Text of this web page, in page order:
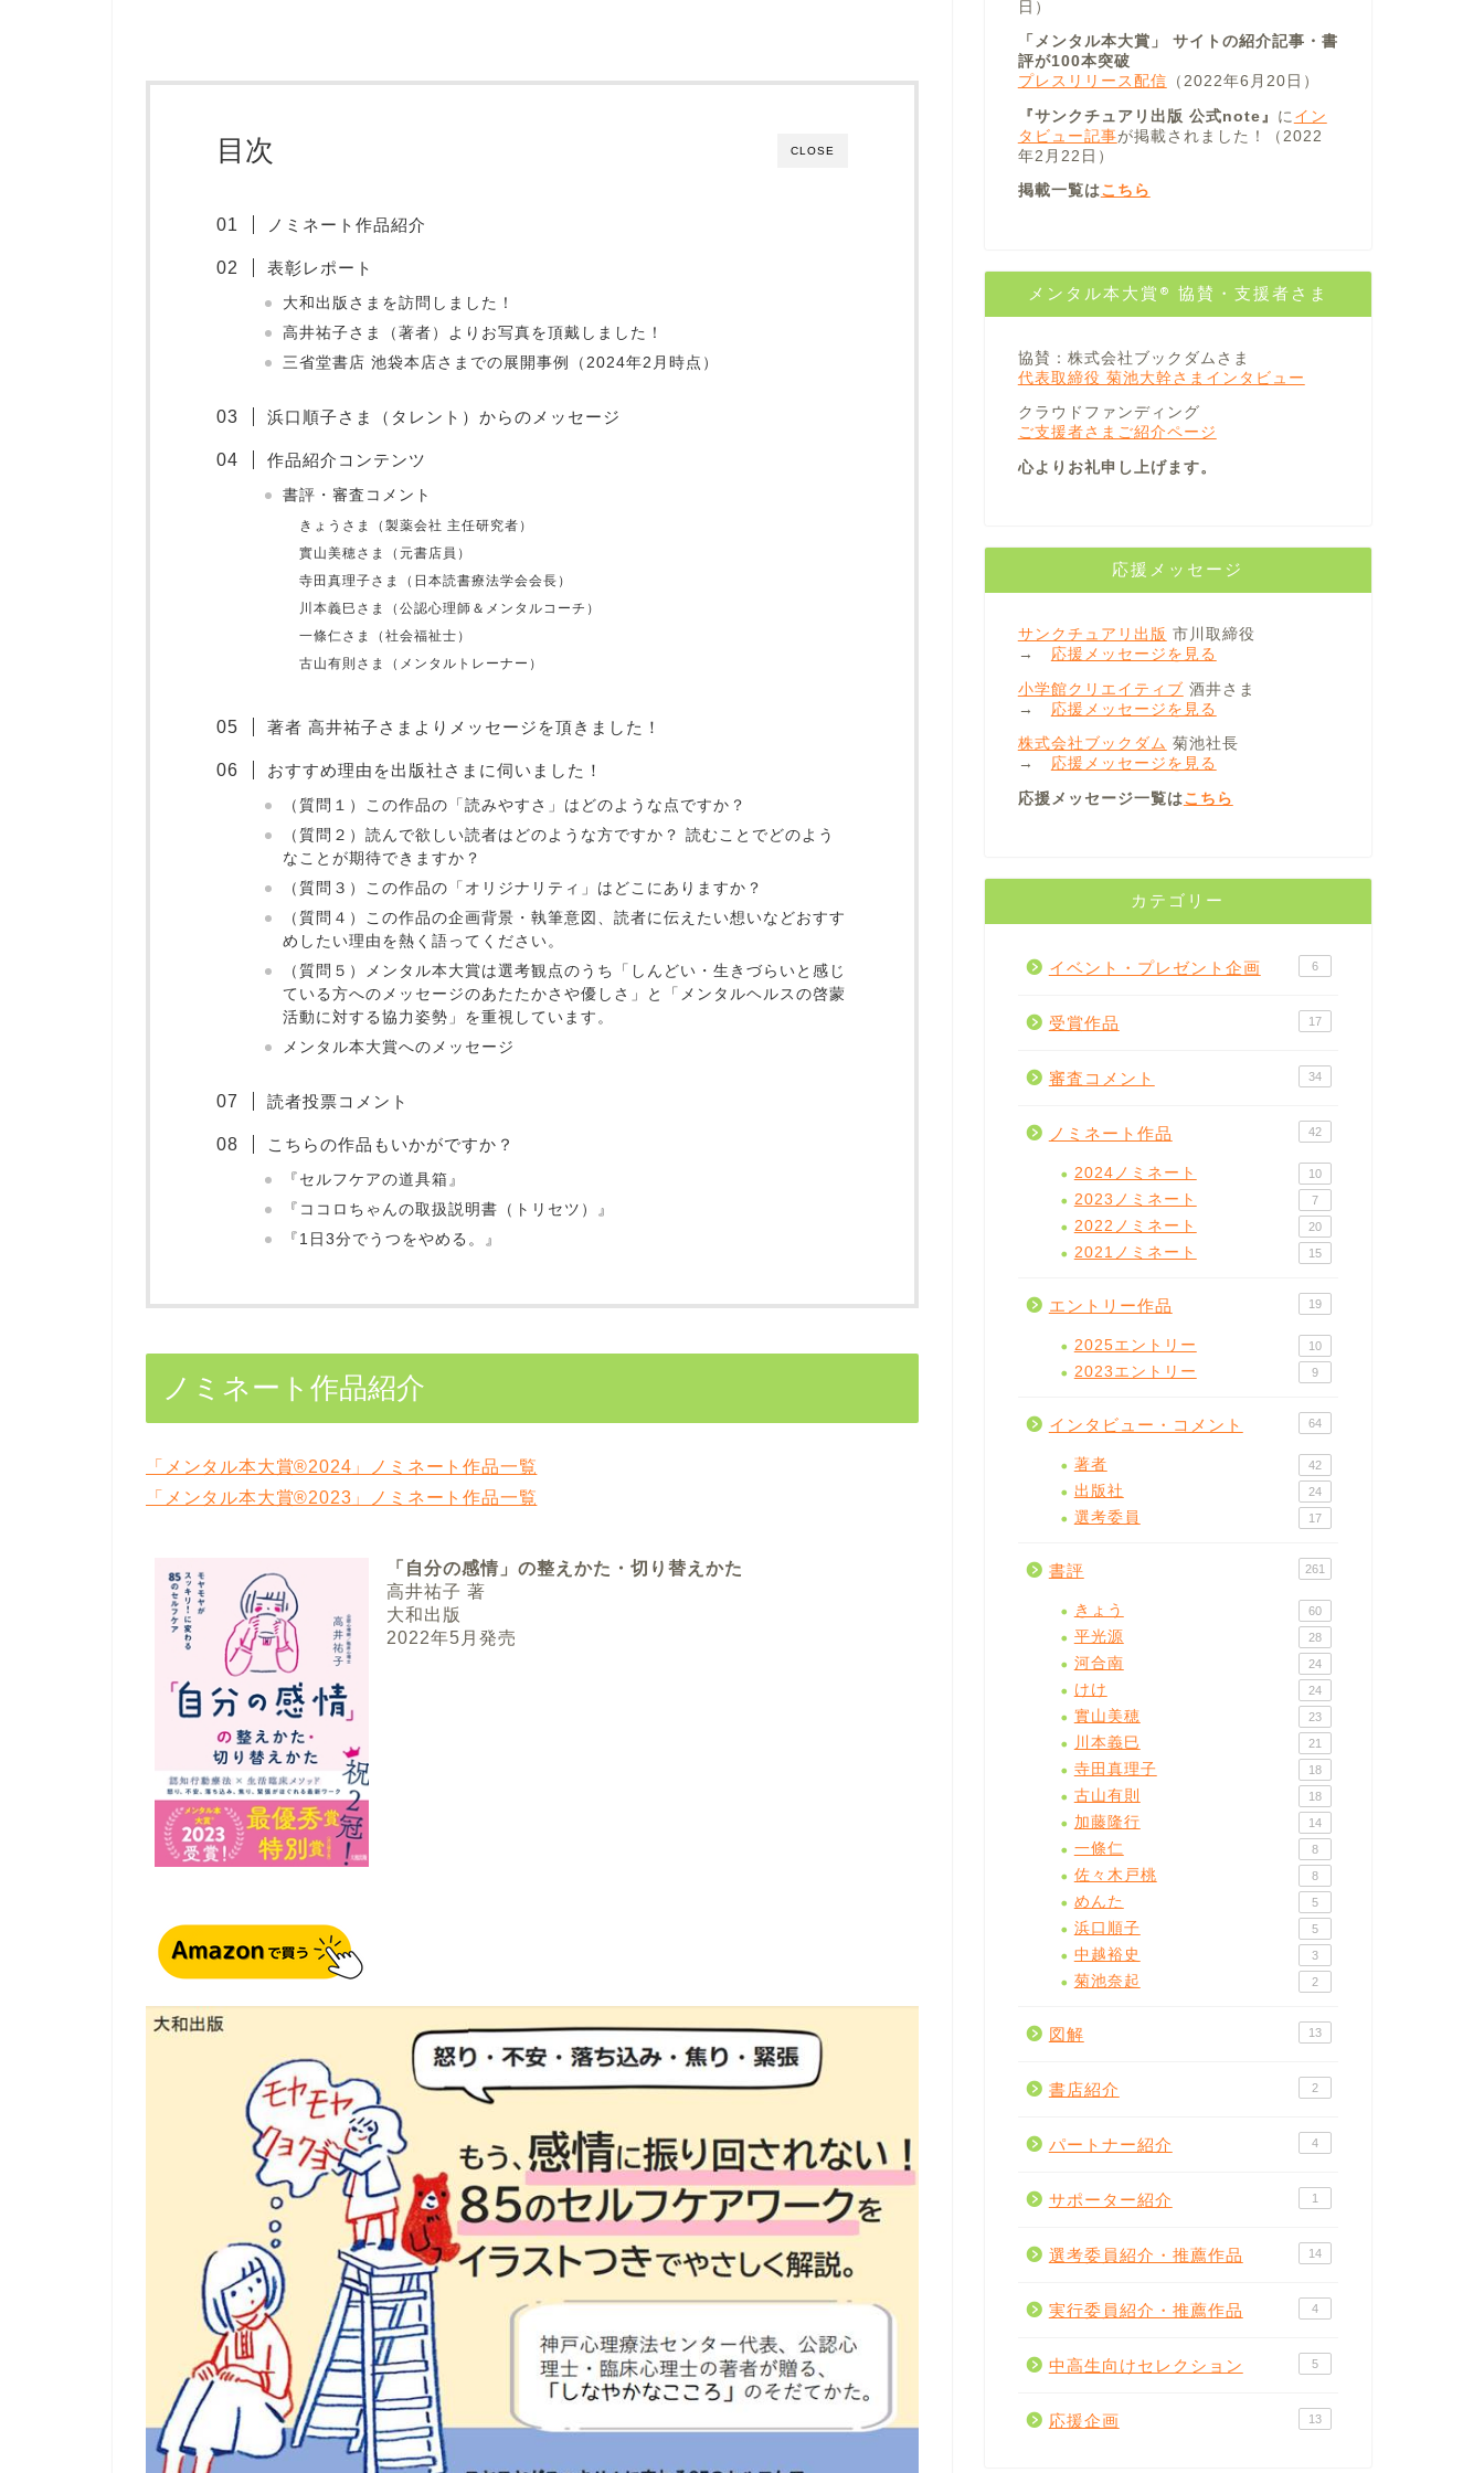
CLOSE
目次
ノミネート作品紹介
表彰レポート
大和出版さまを訪問しました！
高井祐子さま（著者）よりお写真を頂戴しました！
三省堂書店 池袋本店さまでの展開事例（2024年2月時点）
浜口順子さま（タレント）からのメッセージ
作品紹介コンテンツ
書評・審査コメント
きょうさま（製薬会社 主任研究者）
實山美穂さま（元書店員）
寺田真理子さま（日本読書療法学会会長）
川本義巳さま（公認心理師＆メンタルコーチ）
一條仁さま（社会福祉士）
古山有則さま（メンタルトレーナー）
著者 高井祐子さまよりメッセージを頂きました！
おすすめ理由を出版社さまに伺いました！
（質問１）この作品の「読みやすさ」はどのような点ですか？
（質問２）読んで欲しい読者はどのような方ですか？ 読むことでどのよう
なことが期待できますか？
（質問３）この作品の「オリジナリティ」はどこにありますか？
（質問４）この作品の企画背景・執筆意図、読者に伝えたい想いなどおすす
めしたい理由を熱く語ってください。
（質問５）メンタル本大賞は選考観点のうち「しんどい・生きづらいと感じ
ている方へのメッセージのあたたかさや優しさ」と「メンタルヘルスの啓蒙
活動に対する協力姿勢」を重視しています。
メンタル本大賞へのメッセージ
読者投票コメント
こちらの作品もいかがですか？
『セルフケアの道具箱』
『ココロちゃんの取扱説明書（トリセツ）』
『1日3分でうつをやめる。』
ノミネート作品紹介
「メンタル本大賞®2024」ノミネート作品一覧
「メンタル本大賞®2023」ノミネート作品一覧
「自分の感情」の整えかた・切り替えかた
高井祐子 著
大和出版
2022年5月発売
日）
「メンタル本大賞」 サイトの紹介記事・書
評が100本突破
プレスリリース配信 （2022年6月20日）
『サンクチュアリ出版 公式note』 に イン
タビュー記事が掲載されました！（2022
年2月22日）
掲載一覧はこちら
メンタル本大賞® 協賛・支援者さま
協賛：株式会社ブックダムさま
代表取締役 菊池大幹さまインタビュー
クラウドファンディング
ご支援者さまご紹介ページ
心よりお礼申し上げます。
応援メッセージ
サンクチュアリ出版 市川取締役
→ 応援メッセージを見る
小学館クリエイティブ 酒井さま
→ 応援メッセージを見る
株式会社ブックダム 菊池社長
→ 応援メッセージを見る
応援メッセージ一覧はこちら
カテゴリー
イベント・プレゼント企画 6
受賞作品 17
審査コメント 34
ノミネート作品 42
2024ノミネート 10
2023ノミネート 7
2022ノミネート 20
2021ノミネート 15
エントリー作品 19
2025エントリー 10
2023エントリー 9
インタビュー・コメント 64
著者 42
出版社 24
選考委員 17
書評 261
きょう 60
平光源 28
河合南 24
けけ 24
實山美穂 23
川本義巳 21
寺田真理子 18
古山有則 18
加藤隆行 14
一條仁 8
佐々木戸桃 8
めんた 5
浜口順子 5
中越裕史 3
菊池奈起 2
図解 13
書店紹介 2
パートナー紹介 4
サポーター紹介 1
選考委員紹介・推薦作品 14
実行委員紹介・推薦作品 4
中高生向けセレクション 5
応援企画 13